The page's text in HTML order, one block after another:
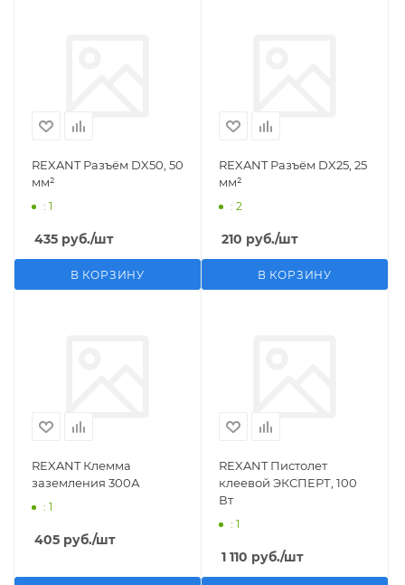
REXANT Разъём DX50, 50
мм²
: 1
435 руб./шт
В КОРЗИНУ
REXANT Разъём DX25, 25
мм²
: 2
210 руб./шт
В КОРЗИНУ
REXANT Клемма
заземления 300А
: 1
405 руб./шт
REXANT Пистолет
клеевой ЭКСПЕРТ, 100
Вт
: 1
1 110 руб./шт